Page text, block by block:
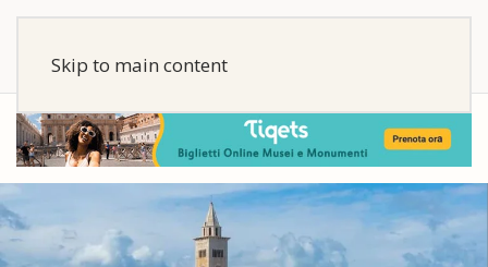
Skip to main content